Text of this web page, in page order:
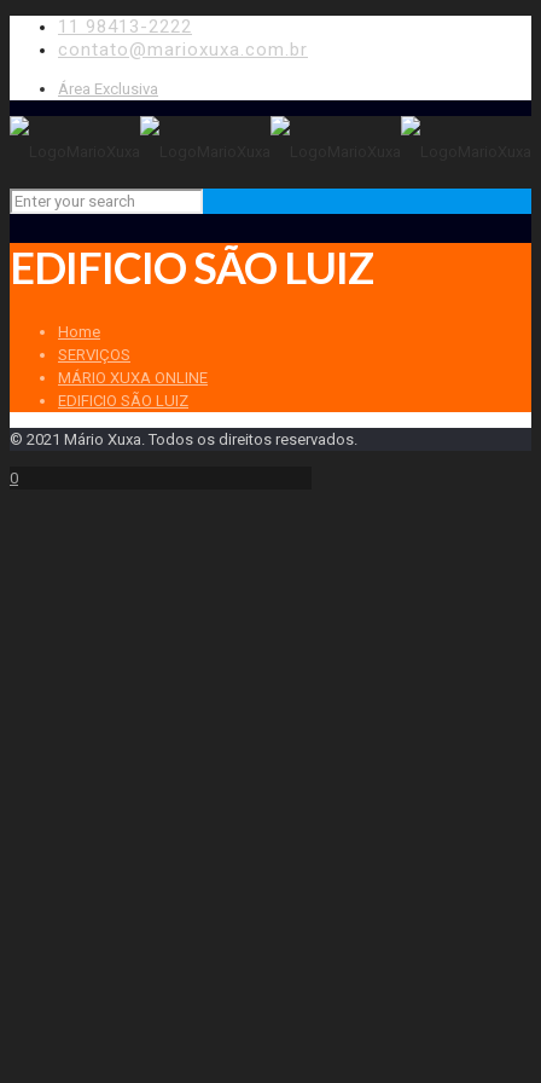
11 98413-2222
contato@marioxuxa.com.br
Área Exclusiva
EDIFICIO SÃO LUIZ
Home
SERVIÇOS
MÁRIO XUXA ONLINE
EDIFICIO SÃO LUIZ
© 2021 Mário Xuxa. Todos os direitos reservados.
0